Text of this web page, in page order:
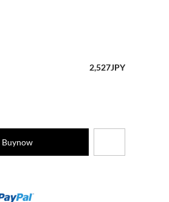
2,527JPY
Buynow